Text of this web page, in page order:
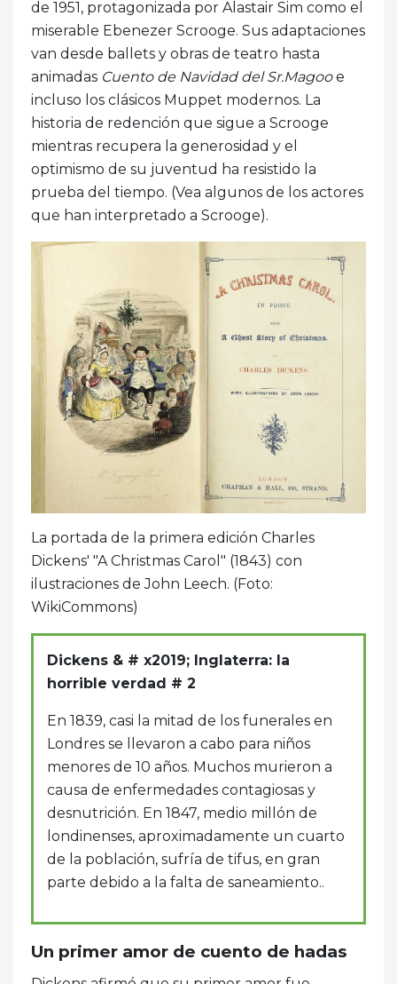
de 1951, protagonizada por Alastair Sim como el
miserable Ebenezer Scrooge. Sus adaptaciones
van desde ballets y obras de teatro hasta
animadas Cuento de Navidad del Sr.Magooe
incluso los clásicos Muppet modernos. La
historia de redención que sigue a Scrooge
mientras recupera la generosidad y el
optimismo de su juventud ha resistido la
prueba del tiempo. (Vea algunos de los actores
que han interpretado a Scrooge).
La portada de la primera edición Charles
Dickens' "A Christmas Carol" (1843) con
ilustraciones de John Leech. (Foto:
WikiCommons)
Dickens & # x2019; Inglaterra: la
horrible verdad # 2
En 1839, casi la mitad de los funerales en
Londres se llevaron a cabo para niños
menores de 10 años. Muchos murieron a
causa de enfermedades contagiosas y
desnutrición. En 1847, medio millón de
londinenses, aproximadamente un cuarto
de la población, sufría de tifus, en gran
parte debido a la falta de saneamiento..
Un primer amor de cuento de hadas